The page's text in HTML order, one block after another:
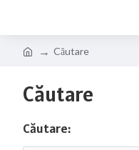
Căutare
Căutare
Căutare: